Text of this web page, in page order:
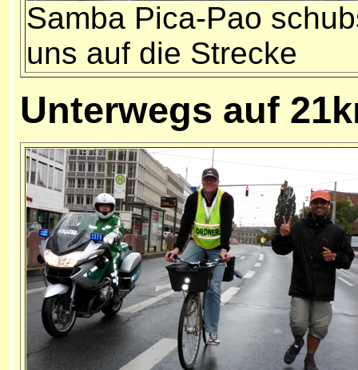
Samba Pica-Pao
uns auf die Strecke
Unterwegs auf